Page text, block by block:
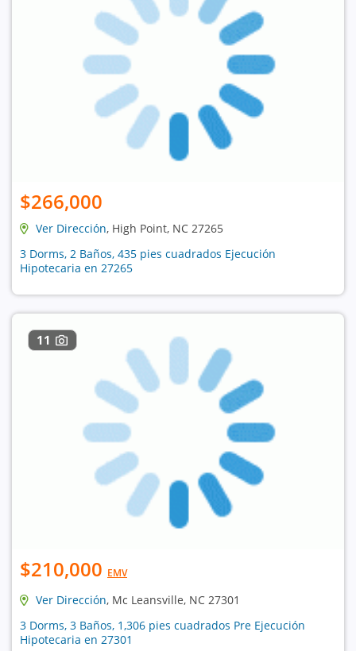
$266,000
Ver Dirección, High Point, NC 27265
3 Dorms, 2 Baños, 435 pies cuadrados Ejecución
Hipotecaria en 27265
11
$210,000 EMV
Ver Dirección, Mc Leansville, NC 27301
3 Dorms, 3 Baños, 1,306 pies cuadrados Pre Ejecución
Hipotecaria en 27301